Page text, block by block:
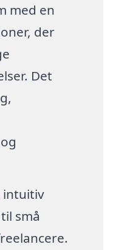
med en
der
Det
intuitiv
små